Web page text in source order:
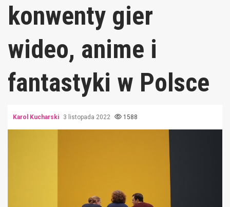
konwenty gier
wideo, anime i
fantastyki w Polsce
Karol Kucharski 3 listopada 2022 1588